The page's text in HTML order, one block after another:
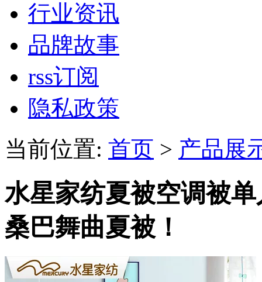
行业资讯
品牌故事
rss订阅
隐私政策
当前位置: 首页 > 产品展
水星家纺夏被空调被
桑巴舞曲夏被！